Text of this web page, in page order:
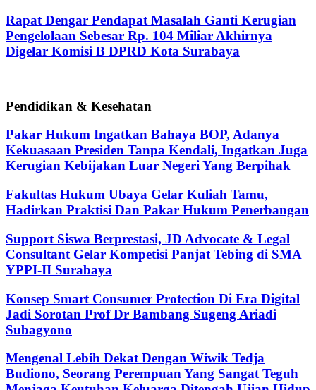
Rapat Dengar Pendapat Masalah Ganti Kerugian
Pengelolaan Sebesar Rp. 104 Miliar Akhirnya
Digelar Komisi B DPRD Kota Surabaya
Pendidikan & Kesehatan
Pakar Hukum Ingatkan Bahaya BOP, Adanya
Kekuasaan Presiden Tanpa Kendali, Ingatkan Juga
Kerugian Kebijakan Luar Negeri Yang Berpihak
Fakultas Hukum Ubaya Gelar Kuliah Tamu,
Hadirkan Praktisi Dan Pakar Hukum Penerbangan
Support Siswa Berprestasi, JD Advocate & Legal
Consultant Gelar Kompetisi Panjat Tebing di SMA
YPPI-II Surabaya
Konsep Smart Consumer Protection Di Era Digital
Jadi Sorotan Prof Dr Bambang Sugeng Ariadi
Subagyono
Mengenal Lebih Dekat Dengan Wiwik Tedja
Budiono, Seorang Perempuan Yang Sangat Teguh